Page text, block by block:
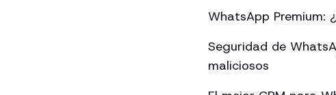
WhatsApp Premium:
Seguridad de
maliciosos